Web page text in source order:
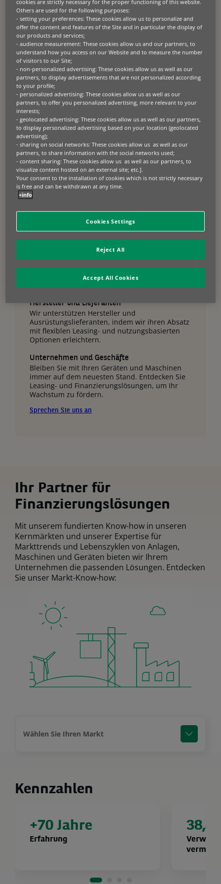
entscheidender Bedeutung. Bei BNP
Paribas Leasing Solutions sind wir uns der
Bedeutung dieses Wandels bewusst. Mit
unseren 70 Jahren Erfahrung, davon über
35 in Deutschland, möchten wir
Unternehmen bei diesen
Herausforderungen begleiten und
unterstützen.
Unsere individuellen Leasing- und
Finanzierungslösungen – inklusive
Serviceleistungen – ermöglichen es Unternehmen,
technologische und ökologische Veränderungen zu
bewältigen. In Zusammenarbeit mit unseren
Partnern und Kunden fördern wir Investitionen in
wichtige Betriebsausstattungen und erleichtern es
Unternehmen, ihre strategischen Ziele zu
erreichen.
Gemeinsam für Ihren
Hersteller und Lieferanten
Wir unterstützen Hersteller und
Ausrüstungslieferanten, indem wir ihren Absatz
mit flexiblen Leasing- und nutzungsbasierten
Optionen erleichtern.
Unternehmen und Geschäfte
Bleiben Sie mit Ihren Geräten und Maschinen
immer auf dem neuesten Stand. Entdecken Sie
Leasing- und Finanzierungslösungen, um Ihr
Wachstum zu fördern.
Sprechen Sie uns an
Ihr Partner für
Finanzierungslösungen
Mit unserem fundierten Know-how in unseren
Kernmärkten und unserer Expertise für
Markttrends und Lebenszyklen von Anlagen,
Maschinen und Geräten bieten wir Ihrem
Unternehmen die passenden Lösungen. Entdecken
Sie unser Markt-Know-how:
Wählen Sie Ihren Markt
Kennzahlen
+70 Jahre
Erfahrung
38,8
cookies are strictly necessary for the proper functioning of this website.
Others are used for the following purposes:
- setting your preferences: These cookies allow us to personalize and
offer the content and features of the Site and in particular the display of
our products and services;
- audience measurement: These cookies allow us and our partners, to
understand how you access on our Website and to measure the number
of visitors to our Site;
- non-personalized advertising: These cookies allow us as well as our
partners, to display advertisements that are not personalized according
to your profile;
- personalized advertising: These cookies allow us as well as our
partners, to offer you personalized advertising, more relevant to your
interests;
- geolocated advertising: These cookies allow us as well as our partners,
to display personalized advertising based on your location (geolocated
advertising);
- sharing on social networks: These cookies allow us as well as our
partners, to share information with the social networks used;
- content sharing: These cookies allow us as well as our partners, to
visualize content hosted on an external site; etc.].
Your consent to the installation of cookies which is not strictly necessary
is free and can be withdrawn at any time.
+info
Cookies Settings
Reject All
Accept All Cookies